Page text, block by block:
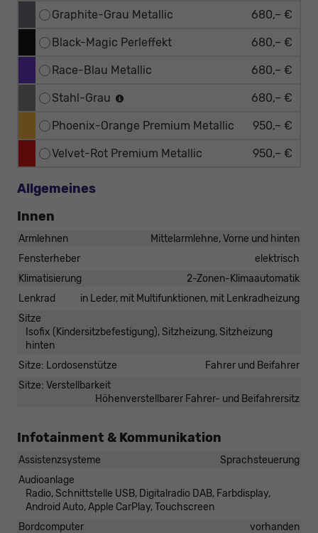
Graphite-Grau Metallic 680,– €
Black-Magic Perleffekt 680,– €
Race-Blau Metallic 680,– €
Stahl-Grau 680,– €
Phoenix-Orange Premium Metallic 950,– €
Velvet-Rot Premium Metallic 950,– €
Allgemeines
Innen
Armlehnen
Mittelarmlehne, Vorne und hinten
Fensterheber
elektrisch
Klimatisierung
2-Zonen-Klimaautomatik
Lenkrad
in Leder, mit Multifunktionen, mit Lenkradheizung
Sitze
Isofix (Kindersitzbefestigung), Sitzheizung, Sitzheizung
hinten
Sitze: Lordosenstütze
Fahrer und Beifahrer
Sitze: Verstellbarkeit
Höhenverstellbarer Fahrer- und Beifahrersitz
Infotainment & Kommunikation
Assistenzsysteme
Sprachsteuerung
Audioanlage
Radio, Schnittstelle USB, Digitalradio DAB, Farbdisplay,
Android Auto, Apple CarPlay, Touchscreen
Bordcomputer
vorhanden